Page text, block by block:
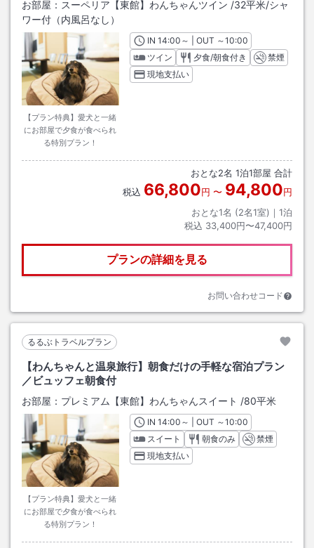
お部屋： スーペリア【東館】わんちゃんツイン /32平米/シャ
ワー付（内風呂なし）
【プラン特典】愛犬と一緒
にお部屋で夕食が食べられ
る特別プラン！
INチェックイン
14:00 ～ | OUT チェックアウト
～10:00
ツイン
夕食/朝食付き
禁煙
現地支払い
おとな2名 1泊1部屋 合計
税込 66,800円 〜 94,800円
おとな1名 (2名1室)｜ 1泊
税込 33,400円〜47,400円
プランの詳細を見る
お問い合わせコード
るるぶトラベルプラン
【わんちゃんと温泉旅行】朝食だけの手軽な宿泊プラン
／ビュッフェ朝食付
お部屋： プレミアム【東館】わんちゃんスイート /80平米
【プラン特典】愛犬と一緒
にお部屋で夕食が食べられ
る特別プラン！
INチェックイン
14:00 ～ | OUT チェックアウト
～10:00
スイート
朝食のみ
禁煙
現地支払い